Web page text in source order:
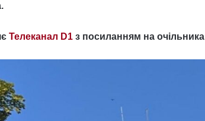
Телеканал D1 з посиланням на